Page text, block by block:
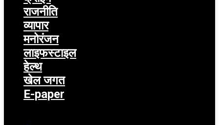
राजनीति
व्यापार
मनोरंजन
लाइफस्टाइल
हेल्थ
खेल जगत
E-paper